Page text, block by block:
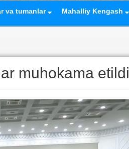
va tumanlar Mahalliy Kengash
muhokama etildi